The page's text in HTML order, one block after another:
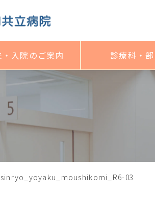
入院のご案内 診療科・
sinryo_yoyaku_moushikomi_R6-03